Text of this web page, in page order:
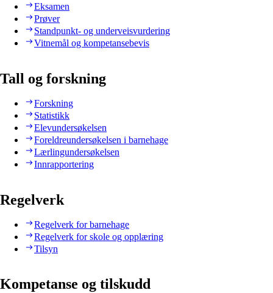
Eksamen
Prøver
Standpunkt- og underveisvurdering
Vitnemål og kompetansebevis
Tall og forskning
Forskning
Statistikk
Elevundersøkelsen
Foreldreundersøkelsen i barnehage
Lærlingundersøkelsen
Innrapportering
Regelverk
Regelverk for barnehage
Regelverk for skole og opplæring
Tilsyn
Kompetanse og tilskudd